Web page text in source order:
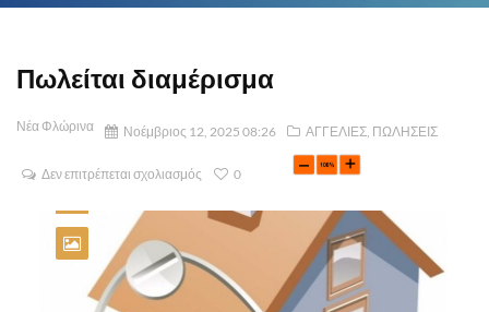
Πωλείται διαμέρισμα
Νέα Φλώρινα Νοέμβριος 12, 2025 08:26 ΑΓΓΕΛΙΕΣ, ΠΩΛΗΣΕΙΣ
Δεν επιτρέπεται σχολιασμός 0